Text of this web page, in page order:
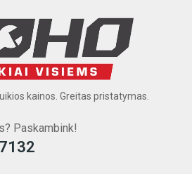
kainos. Greitas pristatymas.
Paskambink!